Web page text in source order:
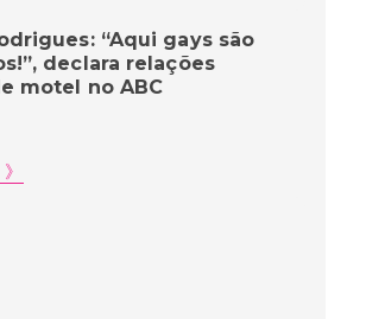
“Aqui gays são
declara relações
motel no ABC